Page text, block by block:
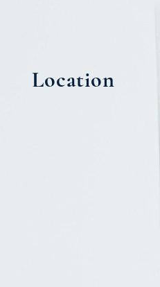
Location